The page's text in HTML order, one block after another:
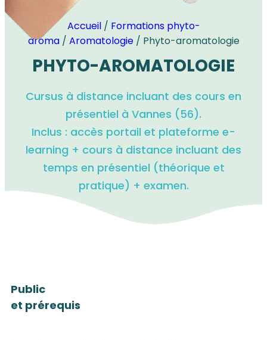
Accueil/ Formations phyto-
aroma/ Aromatologie/ Phyto-aromatologie
PHYTO-AROMATOLOGIE
Cursus à distance incluant des cours en
présentiel à Vannes (56).
Inclus : accès portail et plateforme e-
learning + cours à distance incluant des
temps en présentiel (théorique et
pratique) + examen.
Public
et prérequis